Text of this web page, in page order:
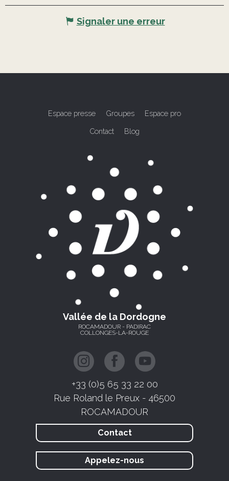
Signaler une erreur
Espace presse Groupes Espace pro
Contact Blog
Vallée de la Dordogne
ROCAMADOUR - PADIRAC
COLLONGES-LA-ROUGE
+33 (0)5 65 33 22 00
Rue Roland le Preux - 46500
ROCAMADOUR
Contact
Appelez-nous